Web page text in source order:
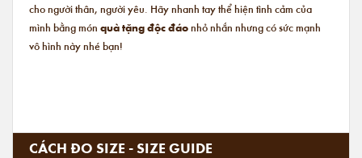
cho người thân, người yêu. Hãy nhanh tay thể hiện tình cảm của
mình bằng món quà tặng độc đáonhỏ nhắn nhưng có sức mạnh
vô hình này nhé bạn!
CÁCH ĐO SIZE - SIZE GUIDE